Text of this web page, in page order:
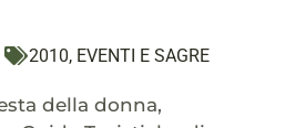
2010, EVENTI E SAGRE
della donna,